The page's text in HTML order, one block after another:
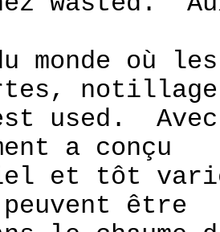
monde où
used.
a conçu
et tôt
être